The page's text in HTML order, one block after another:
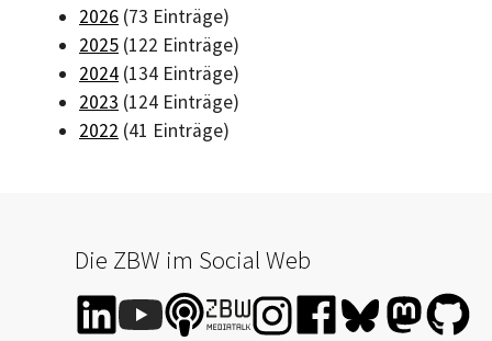
2026 (73 Einträge)
2025 (122 Einträge)
2024 (134 Einträge)
2023 (124 Einträge)
2022 (41 Einträge)
Die ZBW im Social Web